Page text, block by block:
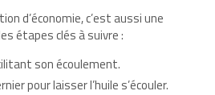
d’économie, c’est aussi une
étapes clés à suivre :
son écoulement.
pour laisser l’huile s’écouler.